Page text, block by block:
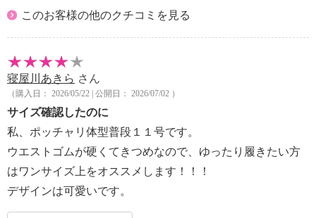
このお客様の他のクチコミを見る
寝屋川あきら さん
（購入日： 2026/05/22 | 公開日： 2026/07/02 ）
サイズ確認したのに
私、ポッチャリ体型普段１１号です。
ウエストゴムが硬くてきつめなので、ゆったり履きたい方
はワンサイズ上をオススメします！！！
デザインは可愛いです。